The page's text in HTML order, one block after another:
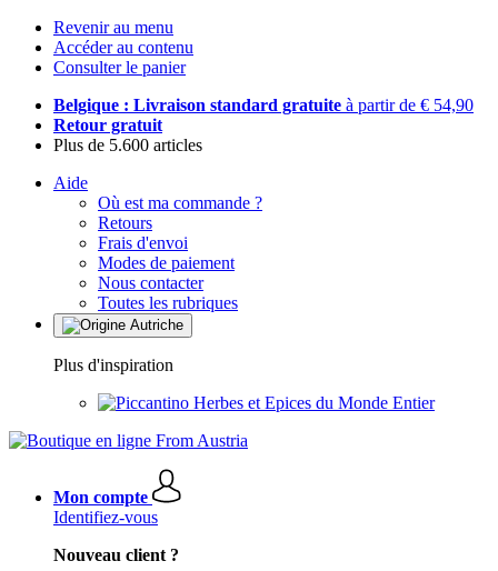
Revenir au menu
Accéder au contenu
Consulter le panier
Belgique : Livraison standard gratuite à partir de € 54,90
Retour gratuit
Plus de 5.600 articles
Aide
Où est ma commande ?
Retours
Frais d'envoi
Modes de paiement
Nous contacter
Toutes les rubriques
Plus d'inspiration
Herbes et Epices du Monde Entier
Mon compte
Identifiez-vous
Nouveau client ?